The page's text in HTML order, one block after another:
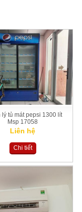
lý tủ mát pepsi 1300 lít
Msp 17058
Liên hệ
Chi tiết